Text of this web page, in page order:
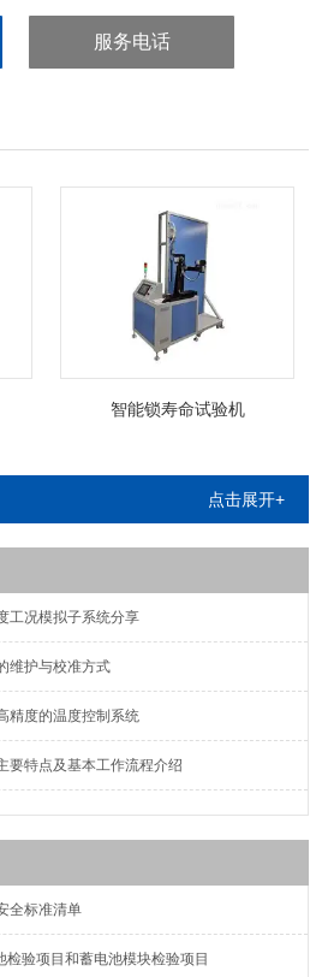
服务电话
智能锁寿命试验机
点击展开+
工况模拟子系统分享
维护与校准方式
精度的温度控制系统
要特点及基本工作流程介绍
全标准清单
验项目和蓄电池模块检验项目